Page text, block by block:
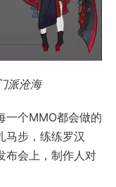
派沧海
一个MMO都会做的
马步，练练罗汉
布会上，制作人对